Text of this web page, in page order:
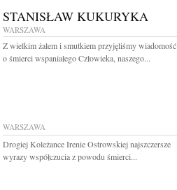
STANISŁAW KUKURYKA
WARSZAWA
Z wielkim żalem i smutkiem przyjęliśmy wiadomość
o śmierci wspaniałego Człowieka, naszego...
WARSZAWA
Drogiej Koleżance Irenie Ostrowskiej najszczersze
wyrazy współczucia z powodu śmierci...